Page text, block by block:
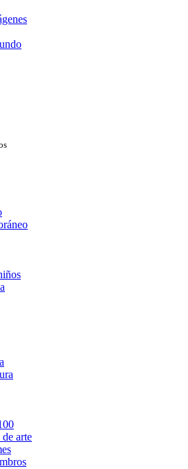
arte